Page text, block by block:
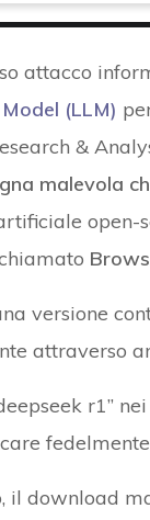
attacco
(LLM)
&
malevola
open-
versione
attraverso
r1”
il download